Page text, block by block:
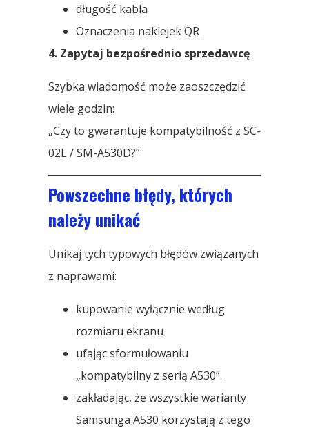
długość kabla
Oznaczenia naklejek QR
4. Zapytaj bezpośrednio sprzedawcę
Szybka wiadomość może zaoszczędzić
wiele godzin:
„Czy to gwarantuje kompatybilność z SC-
02L / SM-A530D?”
Powszechne błędy, których
należy unikać
Unikaj tych typowych błędów związanych
z naprawami:
kupowanie wyłącznie według
rozmiaru ekranu
ufając sformułowaniu
„kompatybilny z serią A530”.
zakładając, że wszystkie warianty
Samsunga A530 korzystają z tego